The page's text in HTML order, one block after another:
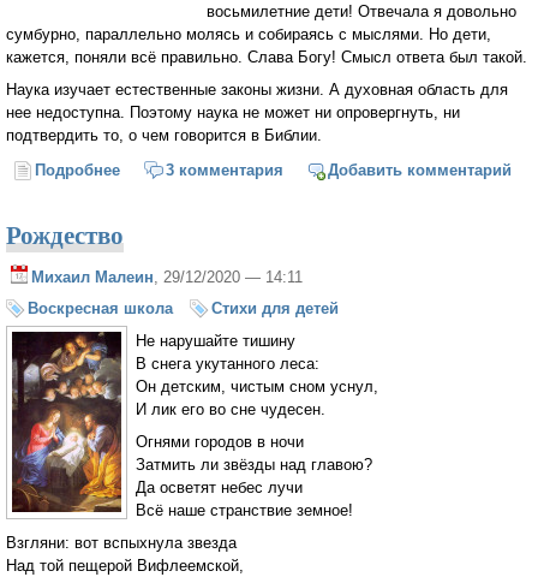
восьмилетние дети! Отвечала я довольно
сумбурно, параллельно молясь и собираясь с мыслями. Но дети,
кажется, поняли всё правильно. Слава Богу! Смысл ответа был такой.
Наука изучает естественные законы жизни. А духовная область для
нее недоступна. Поэтому наука не может ни опровергнуть, ни
подтвердить то, о чем говорится в Библии.
Подробнее о Сколько лет миру? Библия и наука
3 комментария Добавить комментарий
Рождество
Михаил Малеин , 29/12/2020 — 14:11
Воскресная школа
Стихи для детей
Не нарушайте тишину
В снега укутанного леса:
Он детским, чистым сном уснул,
И лик его во сне чудесен.
Огнями городов в ночи
Затмить ли звёзды над главою?
Да осветят небес лучи
Всё наше странствие земное!
Взгляни: вот вспыхнула звезда
Над той пещерой Вифлеемской,